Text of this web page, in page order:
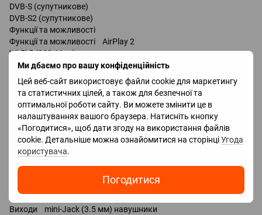
Ми дбаємо про вашу конфіденційність
Цей веб-сайт використовує файли cookie для маркетингу
та статистичних цілей, а також для безпечної та
оптимальної роботи сайту. Ви можете змінити це в
налаштуваннях вашого браузера. Натисніть кнопку
«Погодитися», щоб дати згоду на використання файлів
cookie. Детальніше можна ознайомитися на сторінціУгода
користувача.
Погодитися
DVB-S (супутникове)
DVB-S2 (супутникове)
Функції та можливості
Функції та можливості AirPlay 2
Wi-Fi 5 (802.11ac)
Miracast
Bluetooth v 5.4
керування голосом
Google Assistant
Роз'єми
HDMI 4 шт.
Версія HDMI v 2.1
композитний AV-вхід
Виходи mini-Jack (3.5 мм) навушники